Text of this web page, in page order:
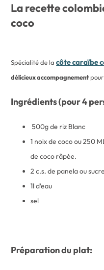
La recette
coco
Spécialité de lacôte caraïbe
délicieux accompagnement
Ingrédients (pour 4
500g de riz Blanc
1 noix de coco ou 250
de coco râpée.
2 c.s. de panela ou
1l d’eau
sel
Préparation du plat: